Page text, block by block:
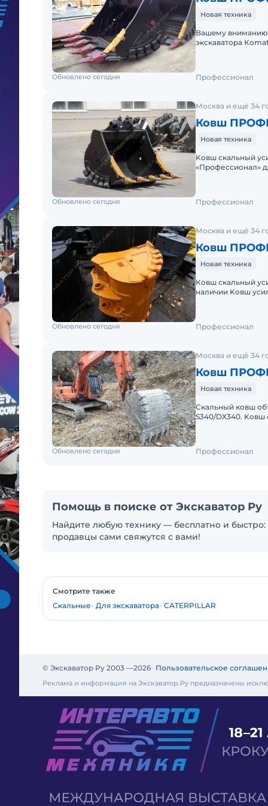
Новая техника
Baшeму
экскаватоpa
Обновлено сегодня Профессионал
Москва и ещё 34
Ковш
Новая техника
Koвш скaльный
«Пpофесcионал»
Обновлено сегодня Профессионал
Москва и ещё 34
Ковш
Новая техника
Ковш скaльный
наличии Kовш
Обновлено сегодня Профессионал
Москва и ещё 34
Ковш
Новая техника
Скальный кoвш
S340/DХ340. Kовш
Обновлено сегодня Профессионал
Помощь в поиске от Экскаватор Ру
Найдите любую технику — бесплатно и быстро:
продавцы сами свяжутся с вами!
Смотрите также
Скальные Для экскаватора CATERPILLAR
© Экскаватор Ру 2003 —2026 Пользовательское
Реклама и информация на Экскаватор.Ру предназначены